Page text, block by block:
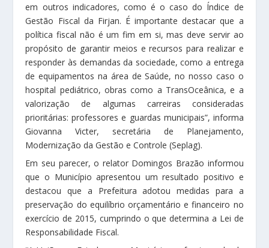
em outros indicadores, como é o caso do Índice de
Gestão Fiscal da Firjan. É importante destacar que a
política fiscal não é um fim em si, mas deve servir ao
propósito de garantir meios e recursos para realizar e
responder às demandas da sociedade, como a entrega
de equipamentos na área de Saúde, no nosso caso o
hospital pediátrico, obras como a TransOceânica, e a
valorização de algumas carreiras consideradas
prioritárias: professores e guardas municipais”, informa
Giovanna Victer, secretária de Planejamento,
Modernização da Gestão e Controle (Seplag).
Em seu parecer, o relator Domingos Brazão informou
que o Município apresentou um resultado positivo e
destacou que a Prefeitura adotou medidas para a
preservação do equilíbrio orçamentário e financeiro no
exercício de 2015, cumprindo o que determina a Lei de
Responsabilidade Fiscal.